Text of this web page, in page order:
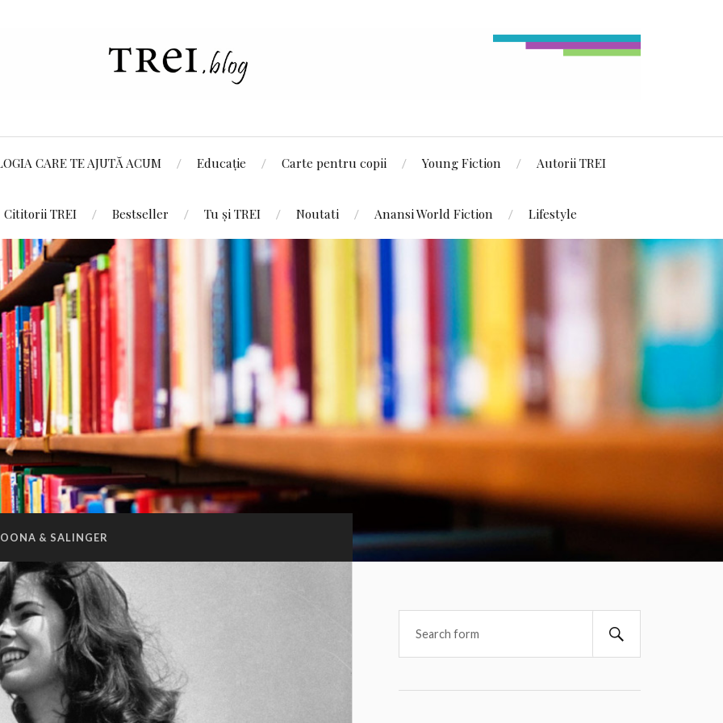
CARE TE AJUTĂ ACUM Educație Carte pentru copii Young Fiction Autorii TREI
Cititorii TREI Bestseller Tu și TREI Noutati Anansi World Fiction Lifestyle
OONA & SALINGER